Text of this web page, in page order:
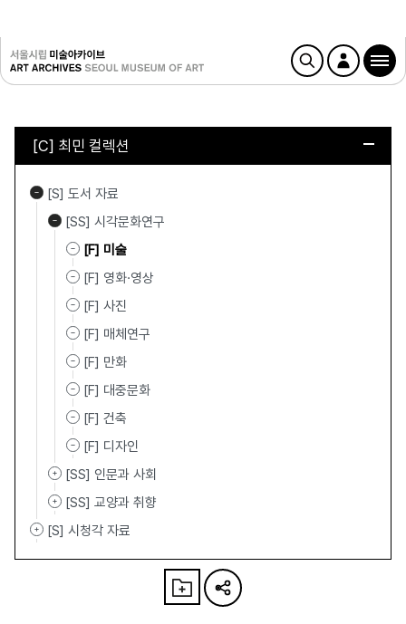
[C] 최민 컬렉션
[S] 도서 자료
[SS] 시각문화연구
[F] 미술
[F] 영화·영상
[F] 사진
[F] 매체연구
[F] 만화
[F] 대중문화
[F] 건축
[F] 디자인
[SS] 인문과 사회
[SS] 교양과 취향
[S] 시청각 자료